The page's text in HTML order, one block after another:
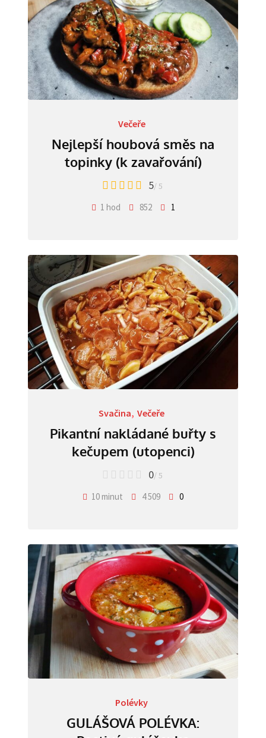
Večeře
Nejlepší houbová směs na
topinky (k zavařování)
5/ 5
1 hod 852 1
Svačina, Večeře
Pikantní nakládané buřty s
kečupem (utopenci)
0/ 5
10 minut 4 509 0
Polévky
GULÁŠOVÁ POLÉVKA: